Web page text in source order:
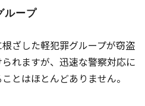
ループ
ざした軽犯罪グループが窃盗
れますが、迅速な警察対応に
とはほとんどありません。